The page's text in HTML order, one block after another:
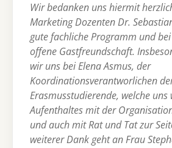
Wir bedanken uns hiermit
Marketing Dozenten Dr.
gute fachliche Programm und
offene Gastfreundschaft.
wir uns bei Elena Asmus, der
Koordinationsverantworlichen
Erasmusstudierende, welche uns
Aufenthaltes mit der
und auch mit Rat und Tat zur
weiterer Dank geht an Frau